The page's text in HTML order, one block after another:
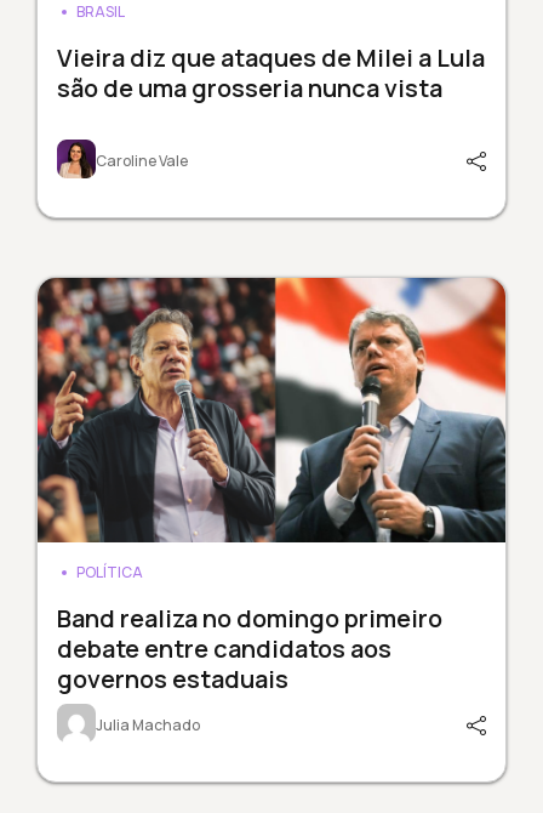
BRASIL
Vieira diz que ataques de Milei a Lula
são de uma grosseria nunca vista
Caroline Vale
POLÍTICA
Band realiza no domingo primeiro
debate entre candidatos aos
governos estaduais
Julia Machado